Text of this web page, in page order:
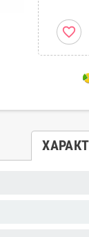
favorite_border